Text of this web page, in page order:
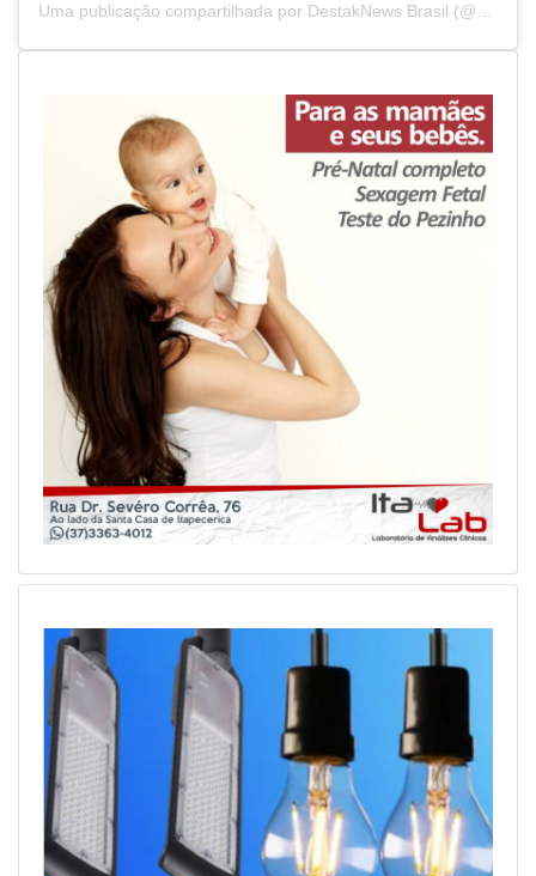
Uma publicação compartilhada por DestakNews Brasil (@destaknewsbrasiloficial)